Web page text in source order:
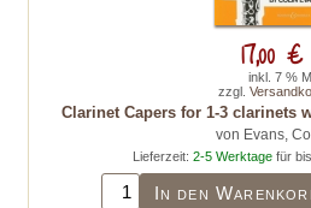
Clarinet Capers for 1-3 clarinets
von Evans,
Lieferzeit: 2-5 Werktage für
In den
17,00 €
inkl. 7 %
zzgl.